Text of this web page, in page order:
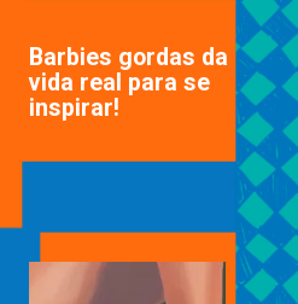
Barbies gordas da
vida real para se
inspirar!